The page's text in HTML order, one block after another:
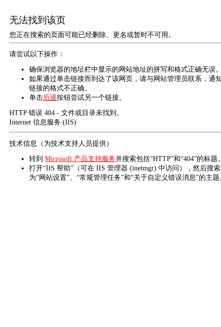
无法找到该页
您正在搜索的页面可能已经删除、更名或暂时不可用。
请尝试以下操作：
确保浏览器的地址栏中显示的网站地址的拼写和格式正确无误
如果通过单击链接而到达了该网页，请与网站管理员联系，通
链接的格式不正确。
单击后退按钮尝试另一个链接。
HTTP 错误 404 - 文件或目录未找到。
Internet 信息服务 (IIS)
技术信息（为技术支持人员提供）
转到 Microsoft 产品支持服务并搜索包括“HTTP”和“404”的标题
打开“IIS 帮助”（可在 IIS 管理器 (inetmgr) 中访问），然后搜
为“网站设置”、“常规管理任务”和“关于自定义错误消息”的主题